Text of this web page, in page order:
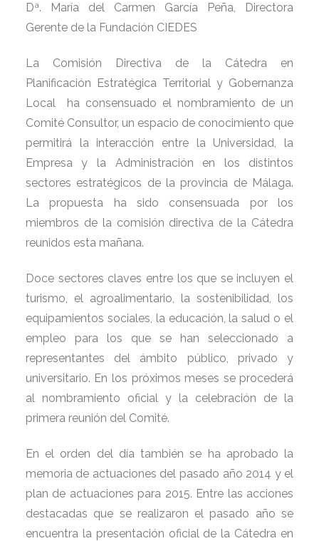
Dª. María del Carmen García Peña, Directora
Gerente de la Fundación CIEDES
La Comisión Directiva de la Cátedra en
Planificación Estratégica Territorial y Gobernanza
Local ha consensuado el nombramiento de un
Comité Consultor, un espacio de conocimiento que
permitirá la interacción entre la Universidad, la
Empresa y la Administración en los distintos
sectores estratégicos de la provincia de Málaga.
La propuesta ha sido consensuada por los
miembros de la comisión directiva de la Cátedra
reunidos esta mañana.
Doce sectores claves entre los que se incluyen el
turismo, el agroalimentario, la sostenibilidad, los
equipamientos sociales, la educación, la salud o el
empleo para los que se han seleccionado a
representantes del ámbito público, privado y
universitario. En los próximos meses se procederá
al nombramiento oficial y la celebración de la
primera reunión del Comité.
En el orden del día también se ha aprobado la
memoria de actuaciones del pasado año 2014 y el
plan de actuaciones para 2015. Entre las acciones
destacadas que se realizaron el pasado año se
encuentra la presentación oficial de la Cátedra en